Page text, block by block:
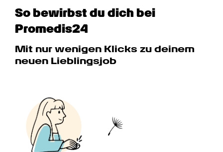
So bewirbst du dich bei
Promedis24
Mit nur wenigen Klicks zu deinem
neuen Lieblingsjob